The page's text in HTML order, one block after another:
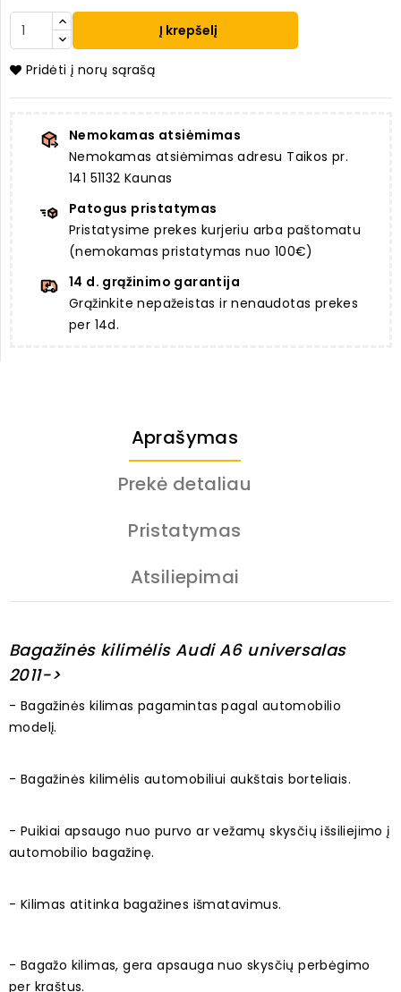
Į krepšelį
Pridėti į norų sąrašą
Nemokamas atsiėmimas
Nemokamas atsiėmimas adresu Taikos pr.
141 51132 Kaunas
Patogus pristatymas
Pristatysime prekes kurjeriu arba paštomatu
(nemokamas pristatymas nuo 100€)
14 d. grąžinimo garantija
Grąžinkite nepažeistas ir nenaudotas prekes
per 14d.
Aprašymas
Prekė detaliau
Pristatymas
Atsiliepimai
Bagažinės kilimėlis Audi A6 universalas
2011->
- Bagažinės kilimas pagamintas pagal automobilio
modelį.
- Bagažinės kilimėlis automobiliui aukštais borteliais.
- Puikiai apsaugo nuo purvo ar vežamų skysčių išsiliejimo į
automobilio bagažinę.
- Kilimas atitinka bagažines išmatavimus.
- Bagažo kilimas, gera apsauga nuo skysčių perbėgimo
per kraštus.